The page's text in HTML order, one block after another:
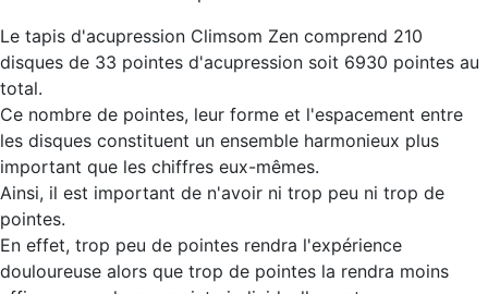
Le tapis d'acupression Climsom Zen comprend 210
disques de 33 pointes d'acupression soit 6930 pointes au
total.
Ce nombre de pointes, leur forme et l'espacement entre
les disques constituent un ensemble harmonieux plus
important que les chiffres eux-mêmes.
Ainsi, il est important de n'avoir ni trop peu ni trop de
pointes.
En effet, trop peu de pointes rendra l'expérience
douloureuse alors que trop de pointes la rendra moins